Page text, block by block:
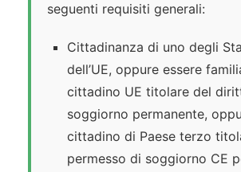
seguenti requisiti generali:
Cittadinanza di uno degli
dell’UE, oppure essere
cittadino UE titolare del
soggiorno permanente,
cittadino di Paese terzo
permesso di soggiorno CE